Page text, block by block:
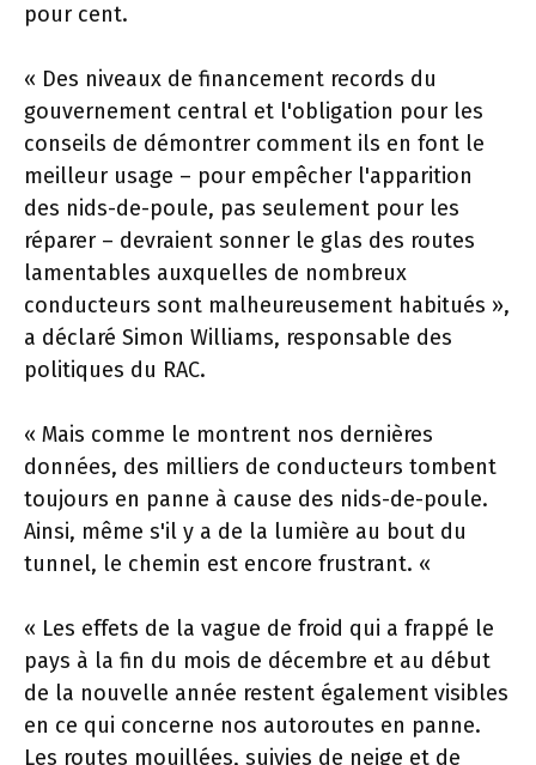
pour cent.
« Des niveaux de financement records du
gouvernement central et l'obligation pour les
conseils de démontrer comment ils en font le
meilleur usage – pour empêcher l'apparition
des nids-de-poule, pas seulement pour les
réparer – devraient sonner le glas des routes
lamentables auxquelles de nombreux
conducteurs sont malheureusement habitués »,
a déclaré Simon Williams, responsable des
politiques du RAC.
« Mais comme le montrent nos dernières
données, des milliers de conducteurs tombent
toujours en panne à cause des nids-de-poule.
Ainsi, même s'il y a de la lumière au bout du
tunnel, le chemin est encore frustrant. «
« Les effets de la vague de froid qui a frappé le
pays à la fin du mois de décembre et au début
de la nouvelle année restent également visibles
en ce qui concerne nos autoroutes en panne.
Les routes mouillées, suivies de neige et de